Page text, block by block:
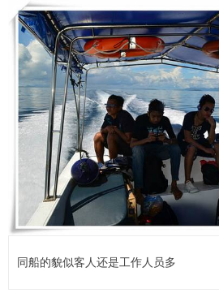
同船的貌似客人还是工作人员多